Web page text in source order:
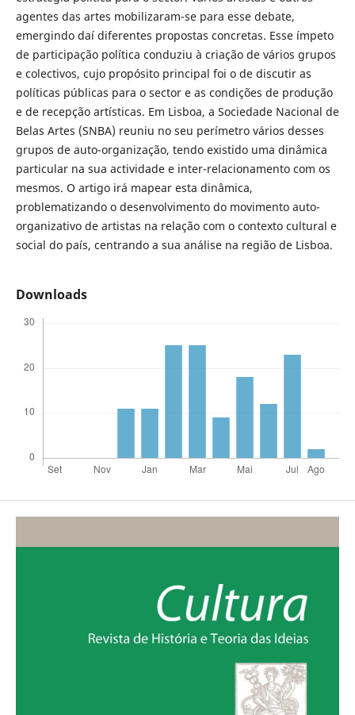
agentes das artes mobilizaram-se para esse debate,
emergindo daí diferentes propostas concretas. Esse ímpeto
de participação política conduziu à criação de vários grupos
e colectivos, cujo propósito principal foi o de discutir as
políticas públicas para o sector e as condições de produção
e de recepção artísticas. Em Lisboa, a Sociedade Nacional de
Belas Artes (SNBA) reuniu no seu perímetro vários desses
grupos de auto-organização, tendo existido uma dinâmica
particular na sua actividade e inter-relacionamento com os
mesmos. O artigo irá mapear esta dinâmica,
problematizando o desenvolvimento do movimento auto-
organizativo de artistas na relação com o contexto cultural e
social do país, centrando a sua análise na região de Lisboa.
Downloads